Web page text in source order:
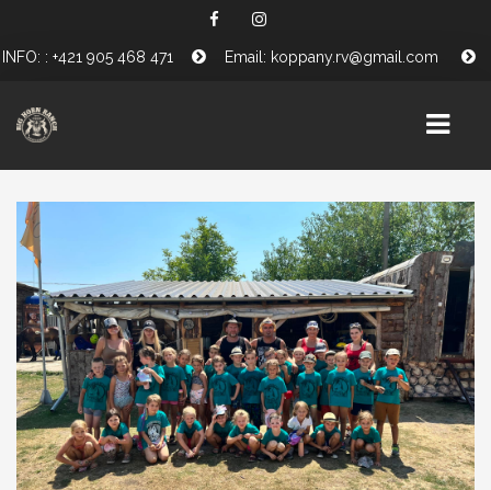
INFO: : +421 905 468 471 Email: koppany.rv@gmail.com
HÍREK
SZOLGÁLTATÁSAINK
LOVAINK
PÓNISULI
PROGRAMJAINK
TÁMOGATÓINK